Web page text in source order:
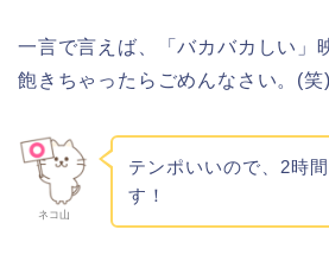
一言で言えば、「バカバカしい」
飽きちゃったらごめんなさい。(笑)
ネコ山
テンポいいので、2時
す！